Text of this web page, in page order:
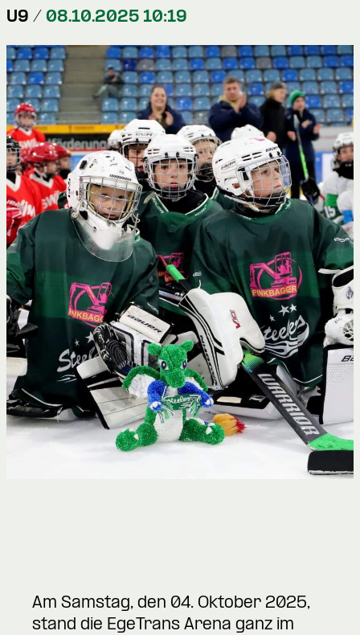
U9 / 08.10.2025 10:19
Am Samstag, den 04. Oktober 2025,
stand die EgeTrans Arena ganz im